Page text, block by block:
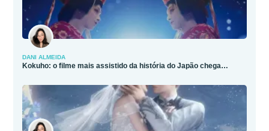
DANI ALMEIDA
Kokuho: o filme mais assistido da história do Japão chega…